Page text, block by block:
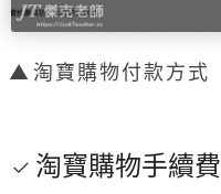
淘寶購物付款方式
淘寶購物手續費